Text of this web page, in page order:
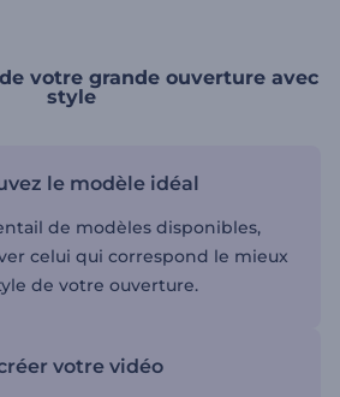
votre grande ouverture avec
style
le modèle idéal
de modèles disponibles,
celui qui correspond le mieux
de votre ouverture.
votre vidéo